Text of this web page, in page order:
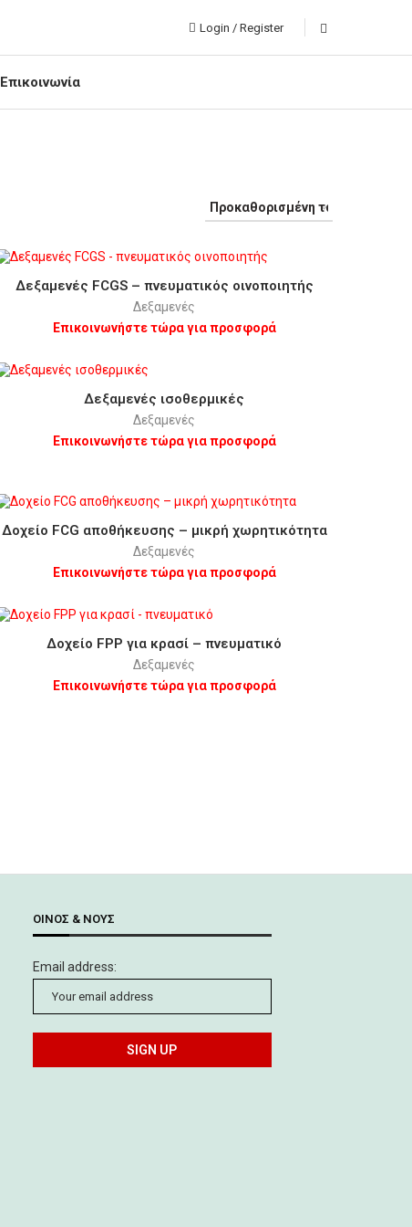
Login / Register
Επικοινωνία
Δεξαμενές FCGS – πνευματικός οινοποιητής
Δεξαμενές
Επικοινωνήστε τώρα για προσφορά
Δεξαμενές ισοθερμικές
Δεξαμενές
Επικοινωνήστε τώρα για προσφορά
Δοχείο FCG αποθήκευσης – μικρή χωρητικότητα
Δεξαμενές
Επικοινωνήστε τώρα για προσφορά
Δοχείο FPP για κρασί – πνευματικό
Δεξαμενές
Επικοινωνήστε τώρα για προσφορά
ΟΊΝΟΣ & ΝΟΥΣ
Email address: